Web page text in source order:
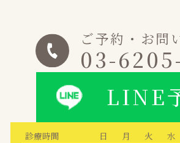
ご予約・お問
03-
LINE
診療時間 日 月 火 水